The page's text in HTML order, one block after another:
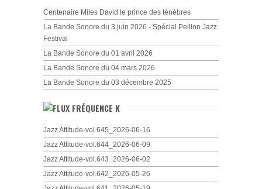
Centenaire Miles David le prince des ténèbres
La Bande Sonore du 3 juin 2026 - Spécial Peillon Jazz
Festival
La Bande Sonore du 01 avril 2026
La Bande Sonore du 04 mars 2026
La Bande Sonore du 03 décembre 2025
FRÉQUENCE K
Jazz Attitude-vol.645_2026-06-16
Jazz Attitude-vol.644_2026-06-09
Jazz Attitude-vol.643_2026-06-02
Jazz Attitude-vol.642_2026-05-26